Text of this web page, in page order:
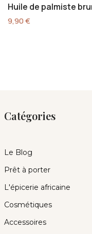
Huile de palmiste
9,90€
Catégories
Le Blog
Prêt à porter
L'épicerie africaine
Cosmétiques
Accessoires